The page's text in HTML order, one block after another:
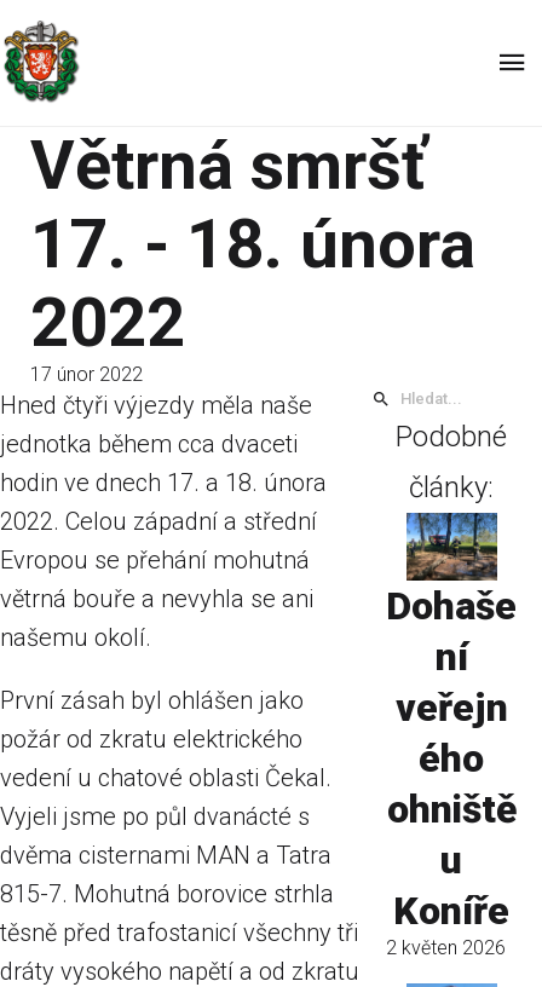
Větrná smršť
17. - 18. února
2022
17 únor 2022
Hned čtyři výjezdy měla naše
jednotka během cca dvaceti
hodin ve dnech 17. a 18. února
2022. Celou západní a střední
Evropou se přehání mohutná
větrná bouře a nevyhla se ani
našemu okolí.
První zásah byl ohlášen jako
požár od zkratu elektrického
vedení u chatové oblasti Čekal.
Vyjeli jsme po půl dvanácté s
dvěma cisternami MAN a Tatra
815-7. Mohutná borovice strhla
těsně před trafostanicí všechny tři
dráty vysokého napětí a od zkratu
Podobné
články:
Dohaše
ní
veřejn
ého
ohniště
u
Koníře
2 květen 2026